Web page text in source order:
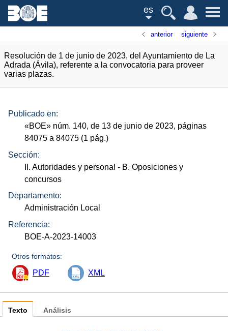
es
anterior siguiente
Resolución de 1 de junio de 2023, del Ayuntamiento de La
Adrada (Ávila), referente a la convocatoria para proveer
varias plazas.
Publicado en:
«BOE» núm. 140, de 13 de junio de 2023, páginas
84075 a 84075 (1 pág.)
Sección:
II. Autoridades y personal - B. Oposiciones y
concursos
Departamento:
Administración Local
Referencia:
BOE-A-2023-14003
Otros formatos:
PDF XML
Texto Análisis